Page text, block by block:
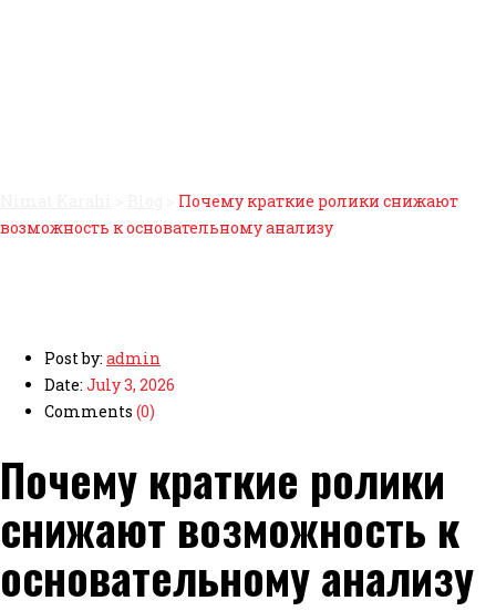
Почему краткие ролики снижают
возможность к основательному анализу
Post by: admin
Date: July 3, 2026
Comments (0)
Почему краткие ролики
снижают возможность к
основательному анализу